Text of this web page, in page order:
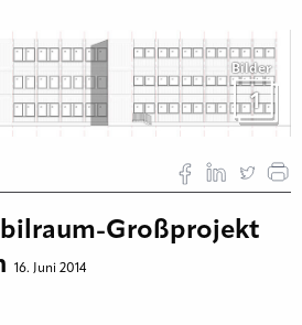
Bilder
1
Großprojekt
16. Juni 2014